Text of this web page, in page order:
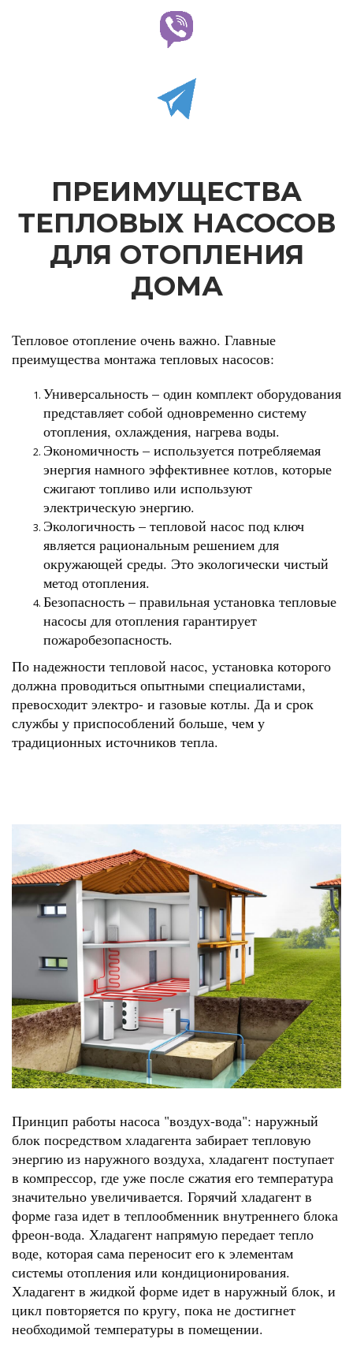
ПРЕИМУЩЕСТВА
ТЕПЛОВЫХ НАСОСОВ
ДЛЯ ОТОПЛЕНИЯ
ДОМА
Тепловое отопление очень важно. Главные
преимущества монтажа тепловых насосов:
Универсальность – один комплект оборудования
представляет собой одновременно систему
отопления, охлаждения, нагрева воды.
Экономичность – используется потребляемая
энергия намного эффективнее котлов, которые
сжигают топливо или используют
электрическую энергию.
Экологичность – тепловой насос под ключ
является рациональным решением для
окружающей среды. Это экологически чистый
метод отопления.
Безопасность – правильная установка тепловые
насосы для отопления гарантирует
пожаробезопасность.
По надежности тепловой насос, установка которого
должна проводиться опытными специалистами,
превосходит электро- и газовые котлы. Да и срок
службы у приспособлений больше, чем у
традиционных источников тепла.
Принцип работы насоса "воздух-вода": наружный
блок посредством хладагента забирает тепловую
энергию из наружного воздуха, хладагент поступает
в компрессор, где уже после сжатия его температура
значительно увеличивается. Горячий хладагент в
форме газа идет в теплообменник внутреннего блока
фреон-вода. Хладагент напрямую передает тепло
воде, которая сама переносит его к элементам
системы отопления или кондиционирования.
Хладагент в жидкой форме идет в наружный блок, и
цикл повторяется по кругу, пока не достигнет
необходимой температуры в помещении.